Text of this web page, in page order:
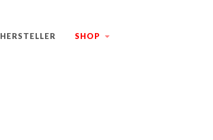
HERSTELLER SHOP